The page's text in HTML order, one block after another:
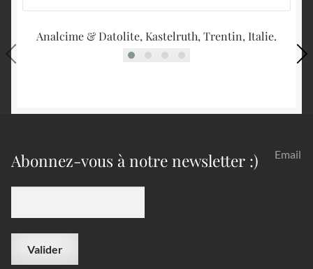
Analcime & Datolite, Kastelruth, Trentin, Italie.
Abonnez-vous à notre newsletter :) Email